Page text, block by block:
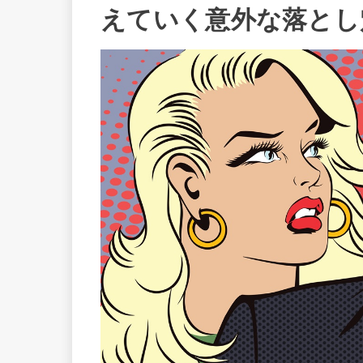
えていく意外な落と